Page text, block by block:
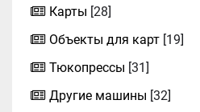
Карты [28]
Объекты для карт [19]
Тюкопрессы [31]
Другие машины [32]